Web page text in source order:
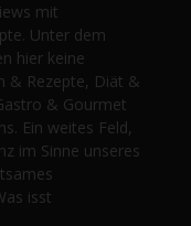
mit
Unter dem
hier keine
& Rezepte, Diät &
& Gourmet
Ein weites Feld,
im Sinne unseres
isst